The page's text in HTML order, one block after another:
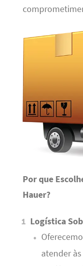
Por que
Hauer?
Logística
atender